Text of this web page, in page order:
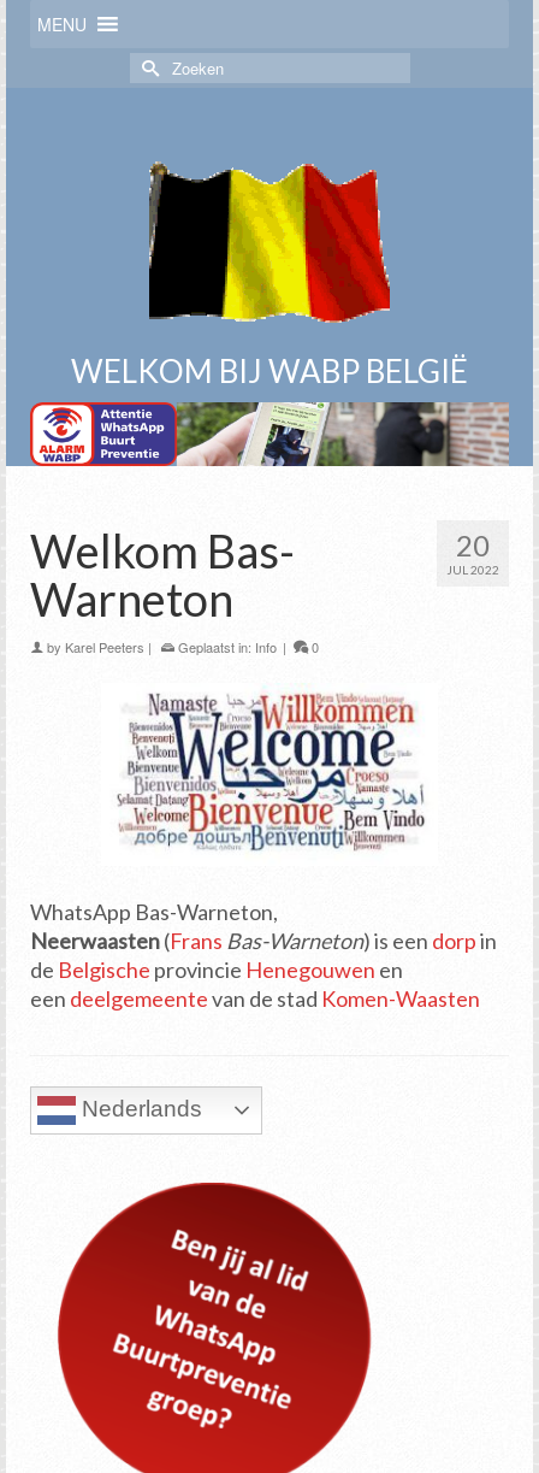
MENU
Zoek
naar:
WELKOM BIJ WABP BELGIË
20
JUL 2022
Welkom Bas-
Warneton
by Karel Peeters | Geplaatst in: Info | 0
WhatsApp Bas-Warneton,
Neerwaasten(Frans Bas-Warneton) is een dorpin
de Belgische provincie Henegouwen en
een deelgemeentevan de stad Komen-Waasten
Nederlands